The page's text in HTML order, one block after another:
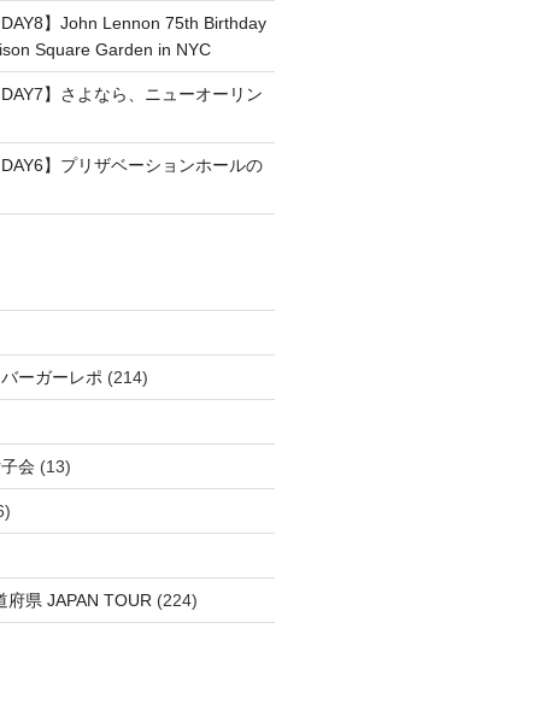
】John Lennon 75th Birthday
Square Garden in NYC
】さよなら、ニューオーリン
】プリザベーションホールの
ーガーレポ (214)
会(13)
府県 JAPAN TOUR (224)